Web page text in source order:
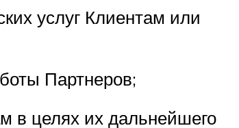
услуг Клиентам или
Партнеров;
в целях их дальнейшего